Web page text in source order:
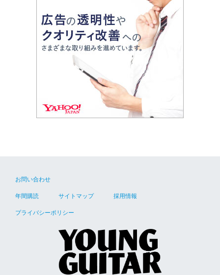
お問い合わせ
年間購読 サイトマップ 採用情報
プライバシーポリシー